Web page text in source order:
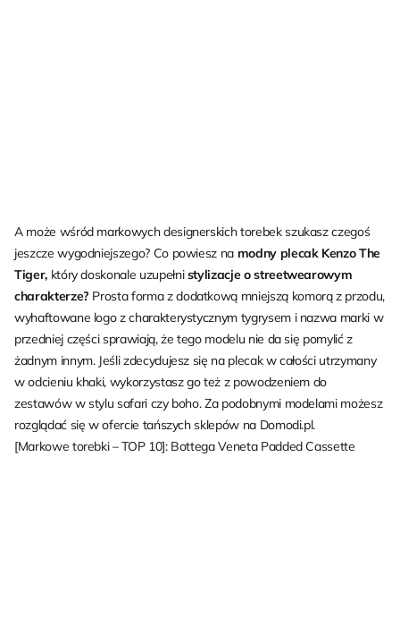
A może wśród markowych designerskich torebek szukasz czegoś
jeszcze wygodniejszego? Co powiesz na modny plecak Kenzo The
Tiger,który doskonale uzupełnistylizacje o streetwearowym
charakterze? Prosta forma z dodatkową mniejszą komorą z przodu,
wyhaftowane logo z charakterystycznym tygrysem i nazwa marki w
przedniej części sprawiają, że tego modelu nie da się pomylić z
żadnym innym. Jeśli zdecydujesz się na plecak w całości utrzymany
w odcieniu khaki, wykorzystasz go też z powodzeniem do
zestawów w stylu safari czy boho. Za podobnymi modelami możesz
rozglądać się w ofercie tańszych sklepów na Domodi.pl.
[Markowe torebki – TOP 10]: Bottega Veneta Padded Cassette